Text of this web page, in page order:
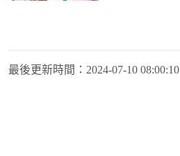
最後更新時間： 2024-07-10 08:00:10